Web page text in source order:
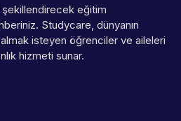
eğitim
Studycare, dünyanın
isteyen öğrenciler ve aileleri
hizmeti sunar.